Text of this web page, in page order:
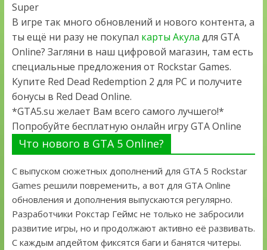
Super
В игре так много обновлений и нового контента, а
ты ещё ни разу не покупал карты Акула для GTA
Online? Загляни в наш цифровой магазин, там есть
специальные предложения от Rockstar Games.
Купите Red Dead Redemption 2 для PC и получите
бонусы в Red Dead Online.
*GTA5.su желает Вам всего самого лучшего!*
Попробуйте бесплатную онлайн игру GTA Online
Что нового в GTA 5 Online?
С выпуском сюжетных дополнений для GTA 5 Rockstar
Games решили повременить, а вот для GTA Online
обновления и дополнения выпускаются регулярно.
Разработчики Рокстар Геймс не только не забросили
развитие игры, но и продолжают активно её развивать.
С каждым апдейтом фиксятся баги и банятся читеры.